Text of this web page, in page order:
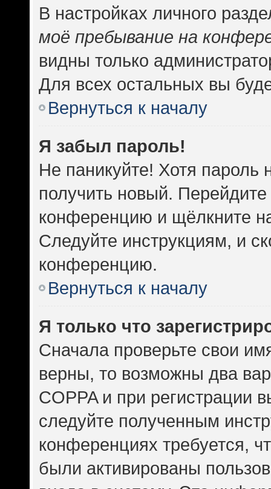
В настройках личного
моё пребывание на
видны только
Для всех остальных вы
Вернуться к началу
Я забыл пароль!
Не паникуйте! Хотя пароль
получить новый.
конференцию и щёлкните
Следуйте инструкциям, и
конференцию.
Вернуться к началу
Я только что
Сначала проверьте свои
верны, то возможны два
COPPA и при регистрации
следуйте полученным
конференциях требуется,
были активированы